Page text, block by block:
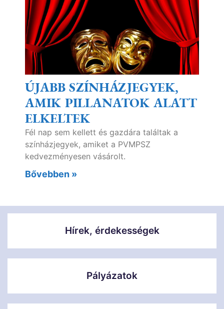
ÚJABB SZÍNHÁZJEGYEK,
AMIK PILLANATOK ALATT
ELKELTEK
Fél nap sem kellett és gazdára találtak a
színházjegyek, amiket a PVMPSZ
kedvezményesen vásárolt.
Bővebben »
Hírek, érdekességek
Pályázatok